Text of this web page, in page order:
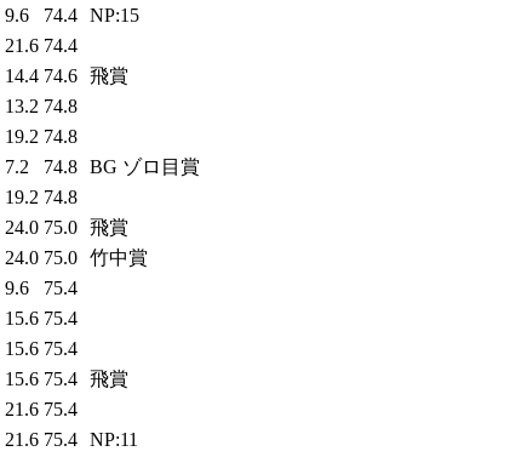
9.6 74.4 NP:15
21.6 74.4
14.4 74.6 飛賞
13.2 74.8
19.2 74.8
7.2 74.8 BG ゾロ目賞
19.2 74.8
24.0 75.0 飛賞
24.0 75.0 竹中賞
9.6
75.4
15.6 75.4
15.6 75.4
15.6 75.4 飛賞
21.6 75.4
21.6 75.4 NP:11